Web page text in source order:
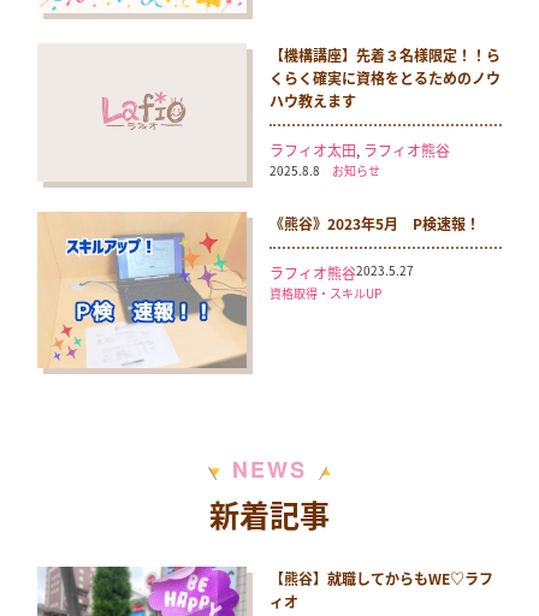
【機構講座】先着３名様限定！！ら
くらく確実に資格をとるためのノウ
ハウ教えます
ラフィオ太田, ラフィオ熊谷
2025.8.8 お知らせ
《熊谷》2023年5月 P検速報！
ラフィオ熊谷2023.5.27
資格取得・スキルUP
NEWS
新着記事
【熊谷】就職してからもWE♡ラフ
ィオ